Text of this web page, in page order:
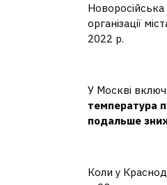
організації
2022 р.
У Москві
температура
подальше
Коли у